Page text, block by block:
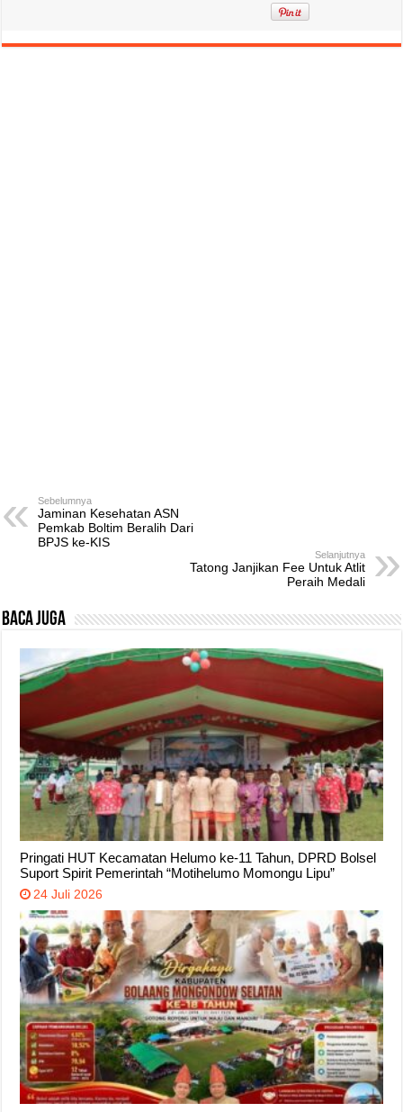
Sebelumnya
Jaminan Kesehatan ASN
Pemkab Boltim Beralih Dari
BPJS ke-KIS
Selanjutnya
Tatong Janjikan Fee Untuk Atlit
Peraih Medali
Baca Juga
Pringati HUT Kecamatan Helumo ke-11 Tahun, DPRD Bolsel
Suport Spirit Pemerintah “Motihelumo Momongu Lipu”
24 Juli 2026